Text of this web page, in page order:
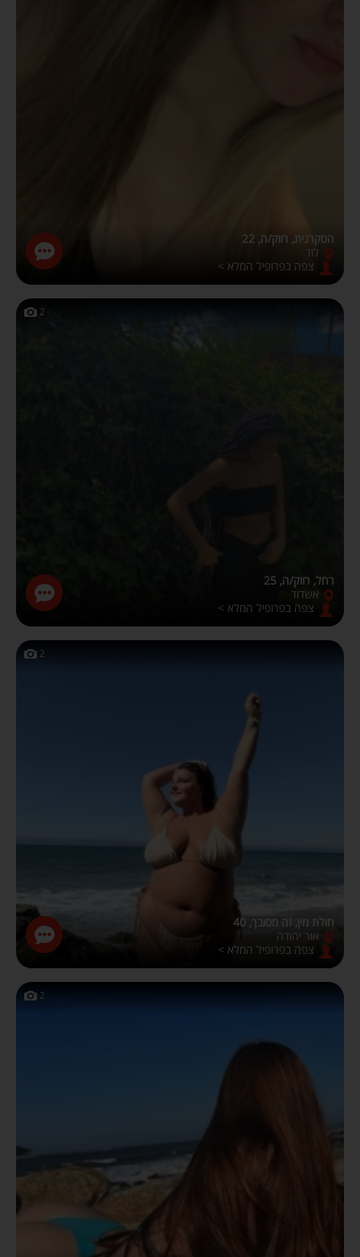
הסקרנית, רווק/ה, 22
לוד
צפה בפרופיל המלא >
2
רחל, רווק/ה, 25
אשדוד
צפה בפרופיל המלא >
2
חולת מין, זה מסובך, 40
אור יהודה
צפה בפרופיל המלא >
2